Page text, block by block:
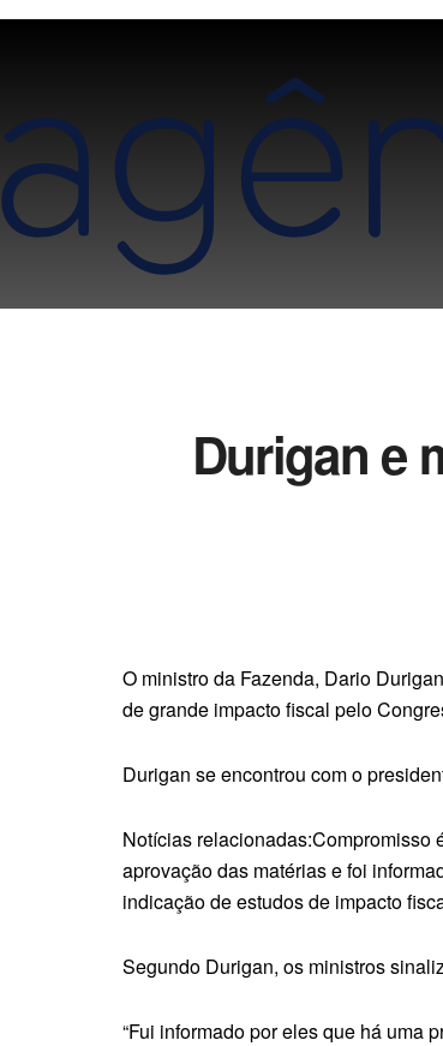
Durigan e
O ministro da Fazenda, Dario
de grande impacto fiscal pelo
Durigan se encontrou com o
Notícias relacionadas:Compromisso
aprovação das matérias e foi
indicação de estudos de impacto
Segundo Durigan, os ministros
“Fui informado por eles que há uma